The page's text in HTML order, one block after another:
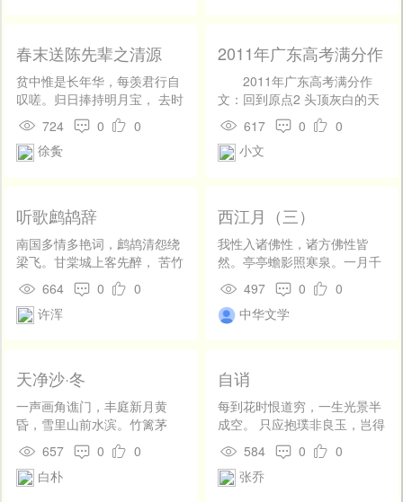
制，即无政府主义底社会的组
织。 但农民却几乎并不倾听民
众主义者的鼓动，倒是对于这
些进步的贵族的子弟，怀抱着
不满。皇帝亚历山大二世③的
政府，则于他们临以严峻的刑
罚，终使其中的一部分，将眼
自由党”④分裂为“民意党”，从
事于政治底斗争，但那手段，
却非一般底社会运动，而是单
怖手段——暗杀。 青年的蒲力
汗诺夫，也大概在这样的社会
思潮之下，开始他革命底活动
对恐怖主义，反对获得政治底
公民底自由，别组“均田
党”⑤，惟属望于农民的叛乱。
级独斗政府，革命殊难于成
功，农民固多社会主义底倾
向，而劳动者亦殊重要。他在
春末送陈先辈之清源
贫中惟是长年华，每羡君行自
叹嗟。归日捧持明月宝， 去时
期刻刺桐花。春风避酒多游
寺，晓骑听鸡早入衙。 千乘侯
王若相问，飞书与报白云家。
724 0
0
徐夤
2011年广东高考满分作
文：回到原点2_900字
2011年广东高考满分作
文：回到原点2 头顶灰白的天
空，翻过尘土飞扬的马路，我
终于可以停下脚步，驻立在那
熟悉又陌生的巷口。我知道，
一出生便孕育我的老巷。那条
充满西关风情，予我人生第一
课的老巷。 踏着青石板
路，我缓缓步入巷的深处。映
入眼帘的是久违的西关老屋。
深红的趟栊门前是三级浅平的
石阶，某户人家的家猫正慵懒
过，老猫用前爪轻轻拨弄脸上
的胡子，发出”喵”的一声后，
打了个滚又沉沉睡去。我知
道，这是喧嚣大城市的深处才
有的悠闲与宁静。而我人生的
起点就始于这一片祥和中。
趟栊门后，原本掩着的木
617 0
0
小文
听歌鹧鸪辞
南国多情多艳词，鹧鸪清怨绕
梁飞。甘棠城上客先醉， 苦竹
岭头人未归。响转碧霄云驻
影，曲终清漏月沈晖。 山行水
宿不知远，犹梦玉钗金缕衣。
664 0
0
许浑
西江月（三）
我性入诸佛性，诸方佛性皆
然。亭亭蟾影照寒泉。一月千
潭普现。 小则毫分莫识，大时
遍满三千。高低不约信方圆。
说甚短长深浅。
497 0
0
中华文学
天净沙·冬
一声画角谯门，丰庭新月黄
昏，雪里山前水滨。竹篱茅
舍，淡烟衰草孤村。
657 0
0
白朴
自诮
每到花时恨道穷，一生光景半
成空。 只应抱璞非良玉，岂得
年年不至公。
584 0
0
张乔